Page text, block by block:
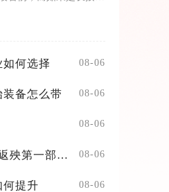
在松手的时候释放岩
何选择 08-06
备怎么带 08-06
08-06
纸嫁衣7卿不负第五章返殃第一部分如何解谜 08-06
何提升 08-06